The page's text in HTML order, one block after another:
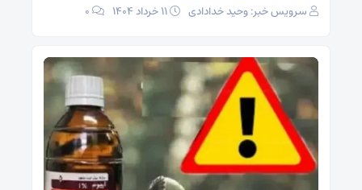
سرویس خبر: وحید خدادادی 0